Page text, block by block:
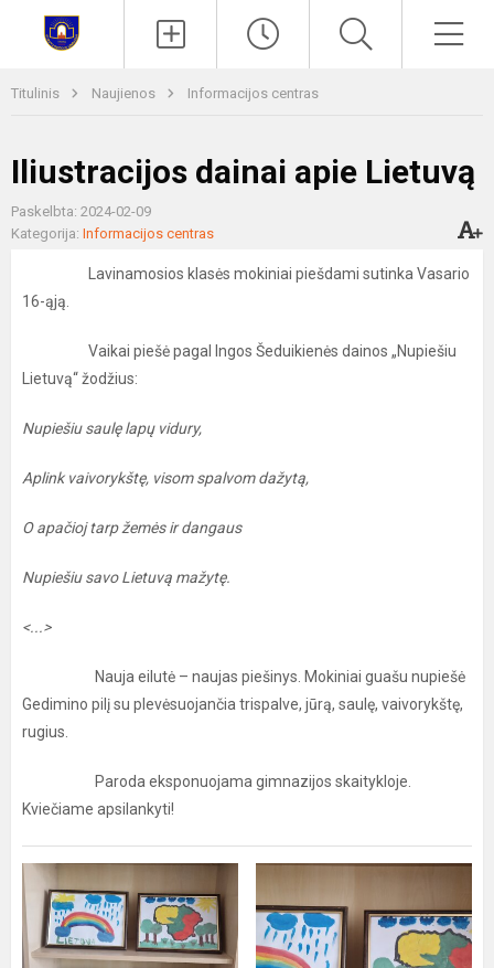
Titulinis Naujienos Informacijos centras
Iliustracijos dainai apie Lietuvą
Paskelbta: 2024-02-09
Kategorija: Informacijos centras
Lavinamosios klasės mokiniai piešdami sutinka Vasario
16-ąją.
Vaikai piešė pagal Ingos Šeduikienės dainos „Nupiešiu
Lietuvą“ žodžius:
Nupiešiu saulę lapų vidury,
Aplink vaivorykštę, visom spalvom dažytą,
O apačioj tarp žemės ir dangaus
Nupiešiu savo Lietuvą mažytę.
<...>
Nauja eilutė – naujas piešinys. Mokiniai guašu nupiešė
Gedimino pilį su plevėsuojančia trispalve, jūrą, saulę, vaivorykštę,
rugius.
Paroda eksponuojama gimnazijos skaitykloje.
Kviečiame apsilankyti!